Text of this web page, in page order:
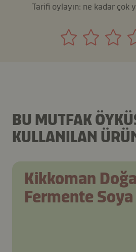
Tarifi oylayın: ne kadar çok
BU MUTFAK
KULLANILAN
Kikkoman
Fermente